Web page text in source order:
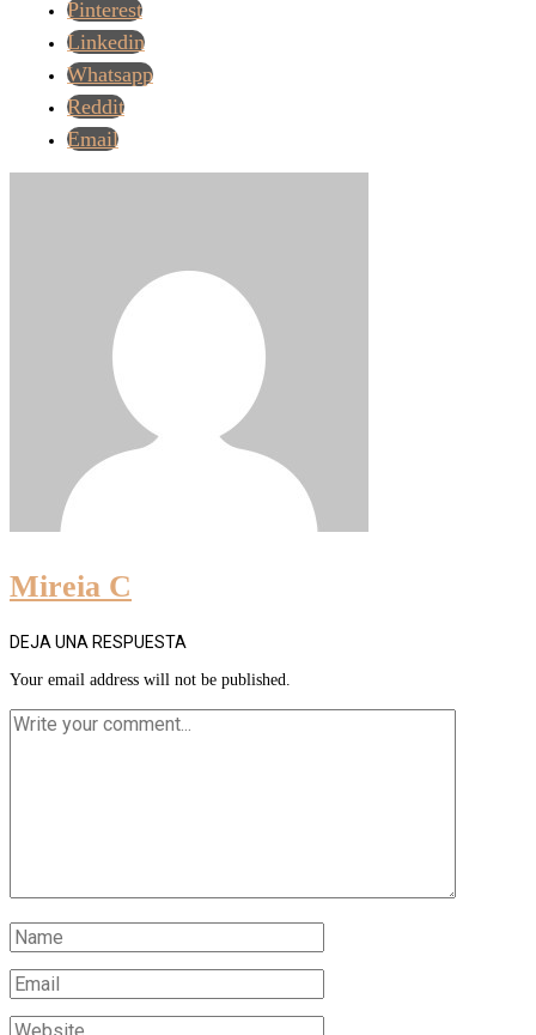
Pinterest
Linkedin
Whatsapp
Reddit
Email
Mireia C
DEJA UNA RESPUESTA
Your email address will not be published.